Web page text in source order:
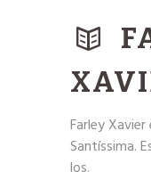
Farley
Santíssima.